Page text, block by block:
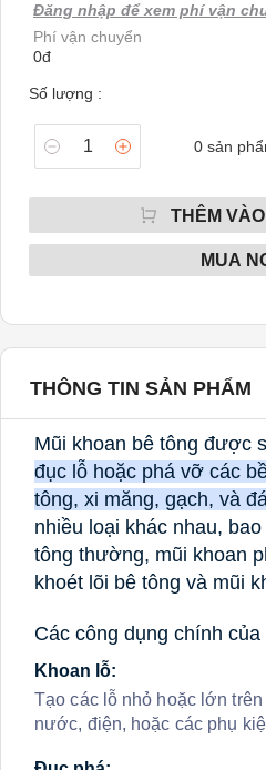
Đăng nhập để xem phí vận
Phí vận chuyển
0đ
Số lượng :
0 sản
THÊM
MUA
THÔNG TIN SẢN PHẨM
Mũi khoan bê tông được
đục lỗ hoặc phá vỡ các
tông, xi măng, gạch, và
nhiều loại khác nhau,
tông thường, mũi khoan
khoét lõi bê tông và mũi
Các công dụng chính
Khoan lỗ:
Tạo các lỗ nhỏ hoặc lớn
nước, điện, hoặc các phụ